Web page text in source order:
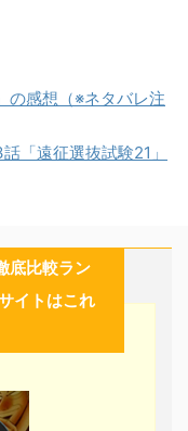
の感想（※ネタバレ注
「遠征選抜試験21」
底比較ラン
イトはこれ